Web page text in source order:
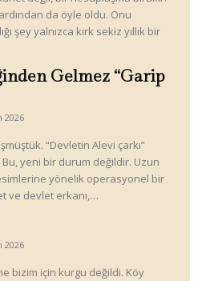
da öyle oldu. Onu
şey yalnızca kırk sekiz yıllık bir
Gelmez “Garip
2026
“Devletin Alevi çarkı”
yeni bir durum değildir. Uzun
yönelik operasyonel bir
ve devlet erkanı,…
2026
bizim için kurgu değildi. Köy